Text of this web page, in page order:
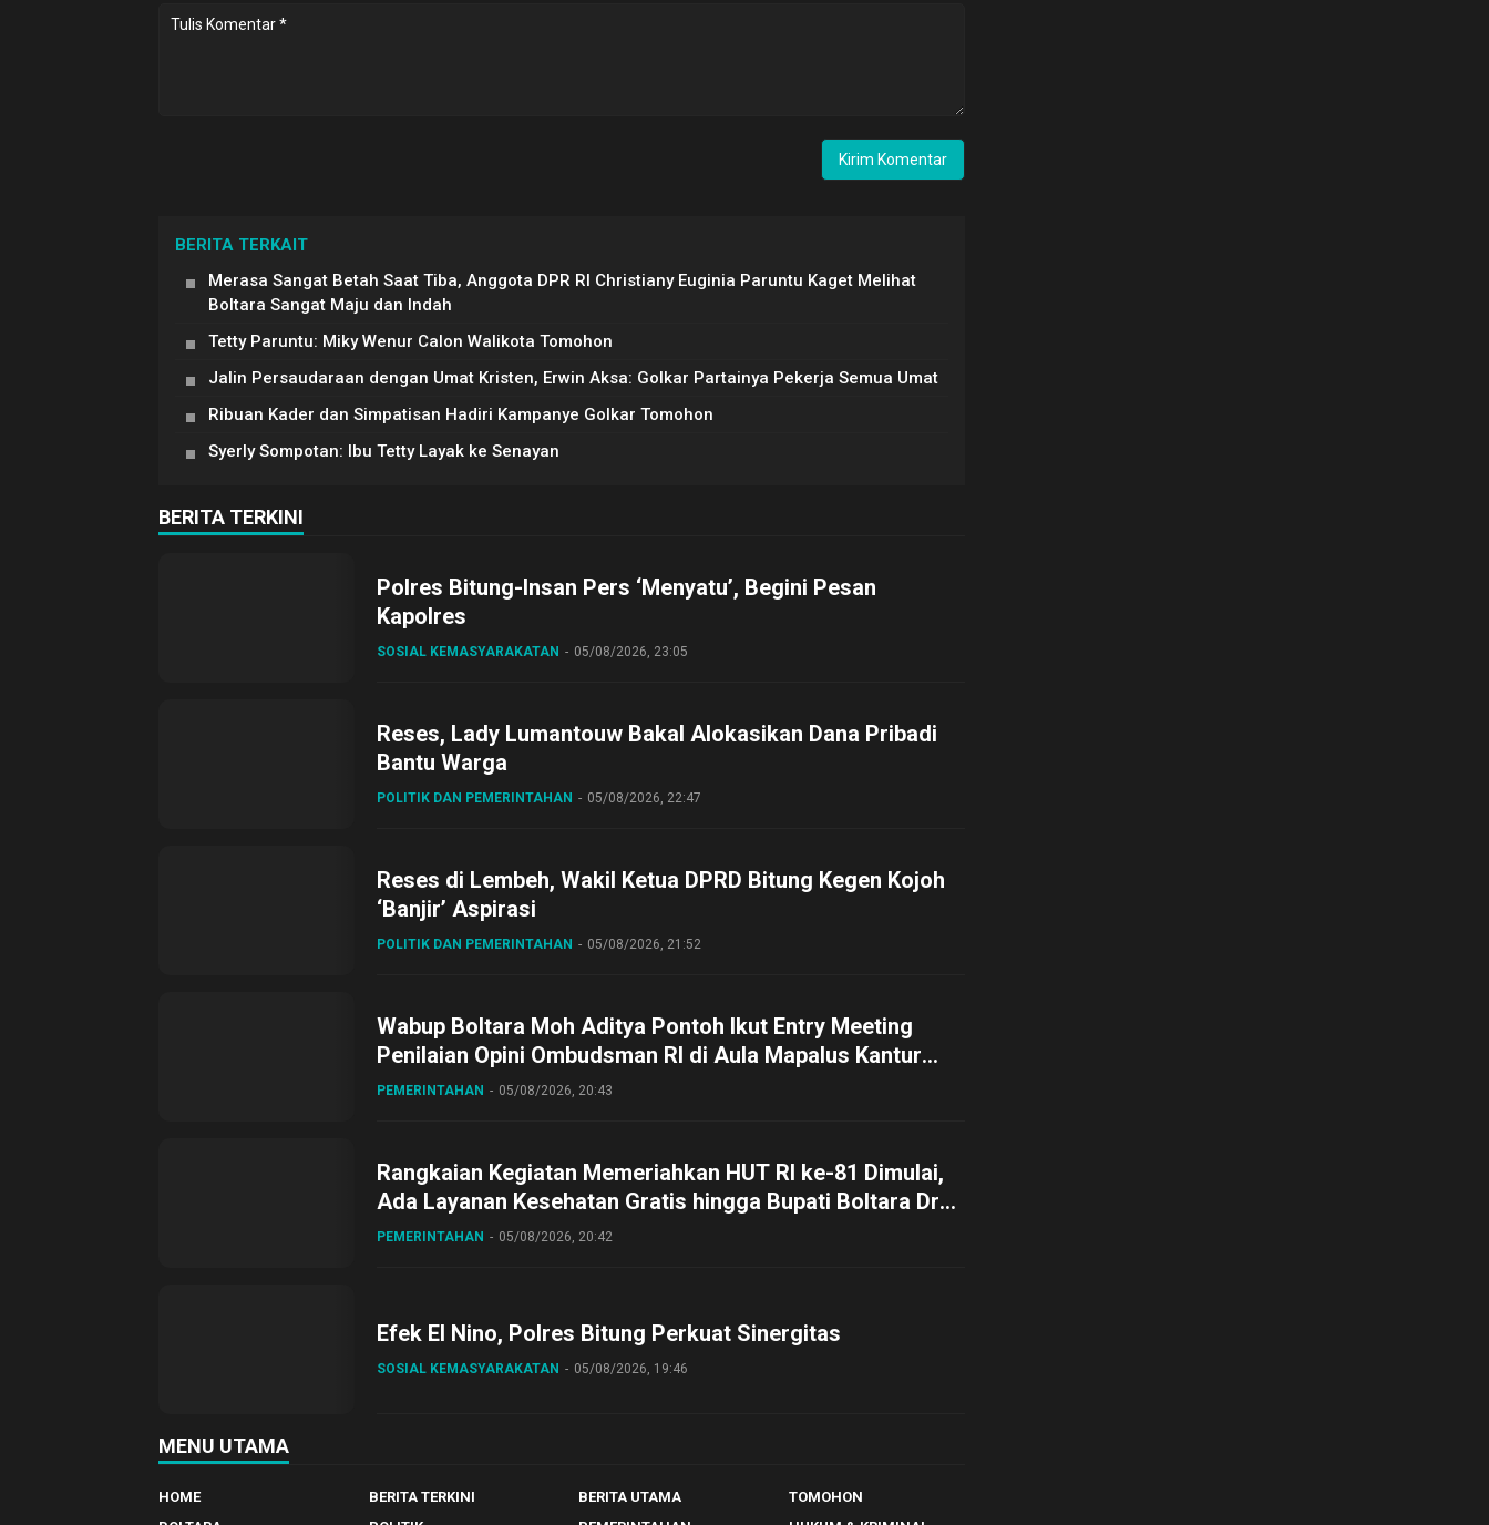
BERITA TERKAIT
Merasa Sangat Betah Saat Tiba, Anggota DPR RI Christiany Euginia Paruntu Kaget Melihat
Boltara Sangat Maju dan Indah
Tetty Paruntu: Miky Wenur Calon Walikota Tomohon
Jalin Persaudaraan dengan Umat Kristen, Erwin Aksa: Golkar Partainya Pekerja Semua Umat
Ribuan Kader dan Simpatisan Hadiri Kampanye Golkar Tomohon
Syerly Sompotan: Ibu Tetty Layak ke Senayan
BERITA TERKINI
Polres Bitung-Insan Pers ‘Menyatu’, Begini Pesan
Kapolres
SOSIAL KEMASYARAKATAN 05/08/2026, 23:05
Reses, Lady Lumantouw Bakal Alokasikan Dana Pribadi
Bantu Warga
POLITIK DAN PEMERINTAHAN 05/08/2026, 22:47
Reses di Lembeh, Wakil Ketua DPRD Bitung Kegen Kojoh
‘Banjir’ Aspirasi
POLITIK DAN PEMERINTAHAN 05/08/2026, 21:52
Wabup Boltara Moh Aditya Pontoh Ikut Entry Meeting
Penilaian Opini Ombudsman RI di Aula Mapalus Kantur
Gubernur Sulut
PEMERINTAHAN 05/08/2026, 20:43
Rangkaian Kegiatan Memeriahkan HUT RI ke-81 Dimulai,
Ada Layanan Kesehatan Gratis hingga Bupati Boltara Dr
Sirajudin Lasena Ikut Jalan Sehat Bersama Jajaran
PEMERINTAHAN 05/08/2026, 20:42
Efek El Nino, Polres Bitung Perkuat Sinergitas
SOSIAL KEMASYARAKATAN 05/08/2026, 19:46
MENU UTAMA
HOME BERITA TERKINI BERITA UTAMA
TOMOHON